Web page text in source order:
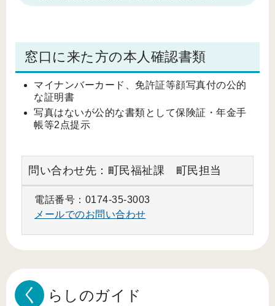
窓口に来た方の本人確認書類
マイナンバーカード、免許証等顔写真付の公的
な証明書
写真はないが公的な書類として保険証・年金手
帳等2点提示
問い合わせ先：町民福祉課 町民担当
電話番号：0174-35-3003
メールでのお問い合わせ
く らしのガイド